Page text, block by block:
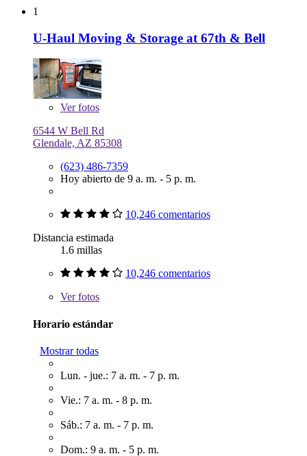
1
U-Haul Moving & Storage at 67th & Bell
Verfotos
6544 W Bell Rd
Glendale, AZ 85308
(623) 486-7359
Hoy abierto de 9 a. m. - 5 p. m.
10,246 comentarios
Distancia estimada
1.6 millas
10,246 comentarios
Verfotos
Horario estándar
Mostrar todas
Lun. - jue.: 7 a. m. - 7 p. m.
Vie.: 7 a. m. - 8 p. m.
Sáb.: 7 a. m. - 7 p. m.
Dom.: 9 a. m. - 5 p. m.